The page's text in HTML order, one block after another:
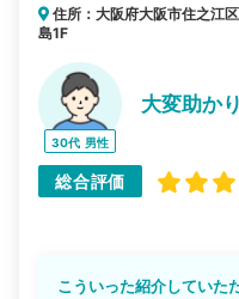
住所：大阪府大阪市住之江
島1F
30代 男性
大変助か
総合評価
こういった紹介していた